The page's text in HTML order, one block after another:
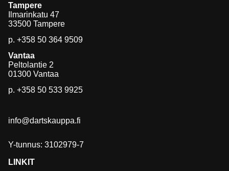
Tampere
Ilmarinkatu 47
33500 Tampere
p. +358 50 364 9509
Vantaa
Peltolantie 2
01300 Vantaa
p. +358 50 533 9925
info@dartskauppa.fi
Y-tunnus: 3102979-7
LINKIT